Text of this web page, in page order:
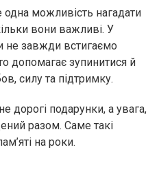
можливість нагадати
вони важливі. У
завжди встигаємо
допомагає зупинитися й
силу та підтримку.
дорогі подарунки, а увага,
разом. Саме такі
на роки.